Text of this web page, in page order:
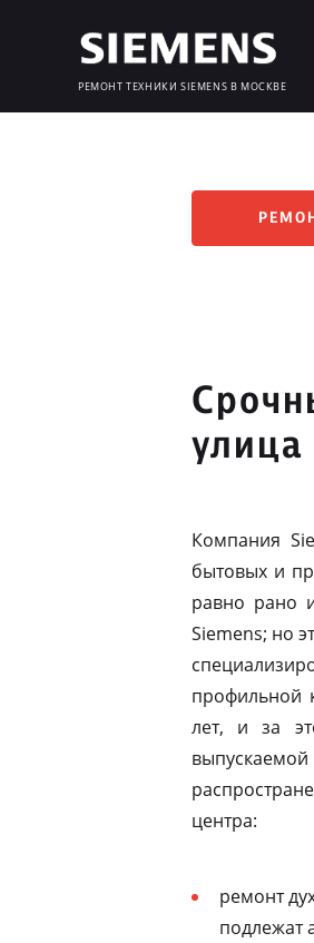
РЕМОНТ ТЕХНИКИ SIEMENS В МОСКВЕ
улица
Компания
бытовых и
равно рано
Siemens; но
профильной
лет, и за
центра:
ремонт
подлежат